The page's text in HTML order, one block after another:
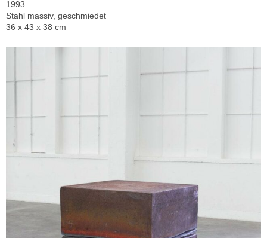
1993
Stahl massiv, geschmiedet
36 x 43 x 38 cm